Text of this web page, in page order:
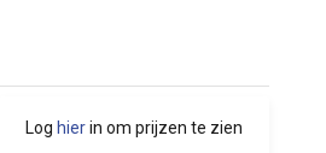
Log hierin om prijzen te zien